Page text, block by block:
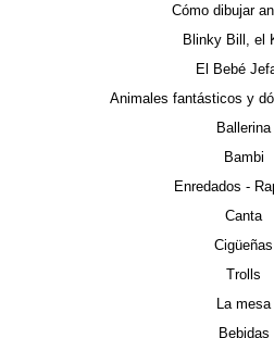
Cómo dibujar
Blinky Bill, el
El Bebé
Animales fantásticos y
Ballerina
Bambi
Enredados -
Canta
Cigüeñas
Trolls
La mesa
Bebidas